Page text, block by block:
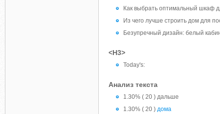
Как выбрать оптимальный шкаф
Из чего лучше строить дом для
Безупречный дизайн: белый
<H3>
Today's:
Анализ текста
1.30% ( 20 ) дальше
1.30% ( 20 ) дома